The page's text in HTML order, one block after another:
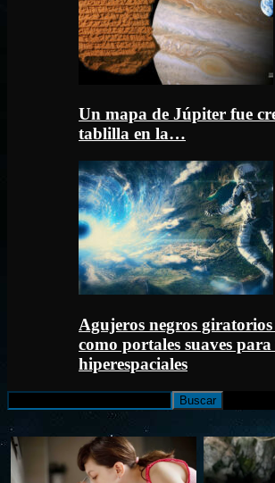
Un mapa de Júpiter fue
tablilla en la…
Agujeros negros
como portales suaves
hiperespaciales